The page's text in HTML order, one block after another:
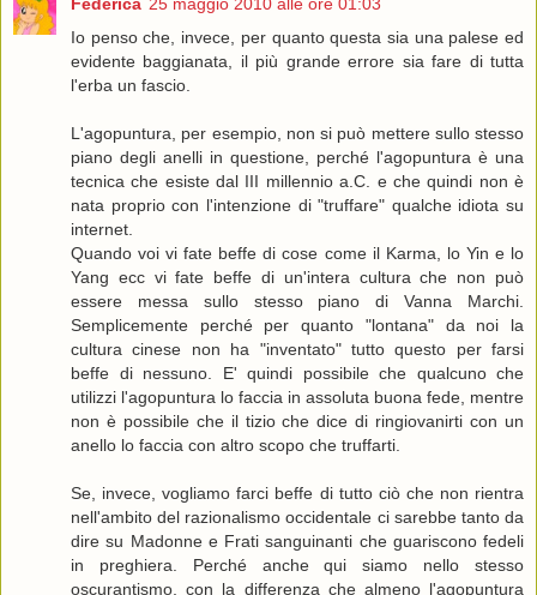
Federica 25 maggio 2010 alle ore 01:03
Io penso che, invece, per quanto questa sia una palese ed
evidente baggianata, il più grande errore sia fare di tutta
l'erba un fascio.
L'agopuntura, per esempio, non si può mettere sullo stesso
piano degli anelli in questione, perché l'agopuntura è una
tecnica che esiste dal III millennio a.C. e che quindi non è
nata proprio con l'intenzione di "truffare" qualche idiota su
internet.
Quando voi vi fate beffe di cose come il Karma, lo Yin e lo
Yang ecc vi fate beffe di un'intera cultura che non può
essere messa sullo stesso piano di Vanna Marchi.
Semplicemente perché per quanto "lontana" da noi la
cultura cinese non ha "inventato" tutto questo per farsi
beffe di nessuno. E' quindi possibile che qualcuno che
utilizzi l'agopuntura lo faccia in assoluta buona fede, mentre
non è possibile che il tizio che dice di ringiovanirti con un
anello lo faccia con altro scopo che truffarti.
Se, invece, vogliamo farci beffe di tutto ciò che non rientra
nell'ambito del razionalismo occidentale ci sarebbe tanto da
dire su Madonne e Frati sanguinanti che guariscono fedeli
in preghiera. Perché anche qui siamo nello stesso
oscurantismo, con la differenza che almeno l'agopuntura